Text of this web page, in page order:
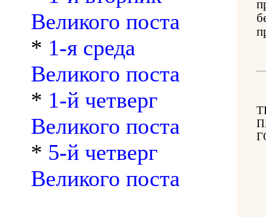
Великого поста
* 1-я среда
Великого поста
* 1-й четверг
Великого поста
* 5-й четверг
Великого поста